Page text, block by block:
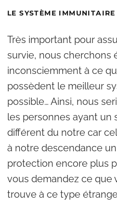
LE SYSTÈME IMMUNITAIRE
Très important pour
survie, nous cherchons
inconsciemment à ce
possèdent le meilleur
possible… Ainsi, nous
les personnes ayant un
différent du notre car
à notre descendance
protection encore plus
vous demandez ce que
trouve à ce type